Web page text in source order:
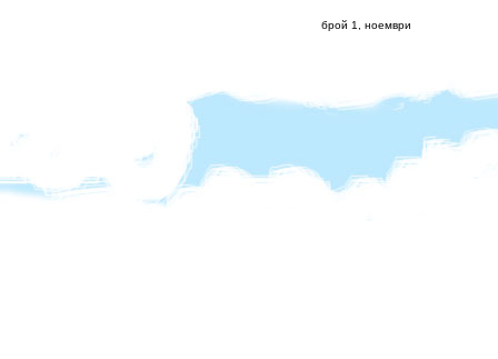
брой 1, ноември